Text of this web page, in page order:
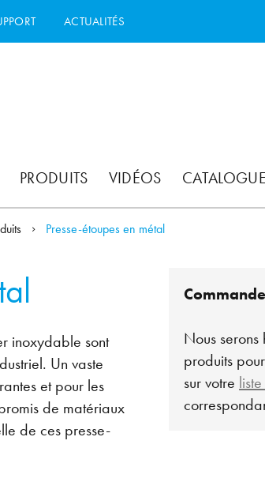
ACTUALITÉS
PRODUITS VIDÉOS
Presse-étoupes en métal
inoxydable sont
Un vaste
et pour les
de matériaux
de ces presse-
Nous
produits
sur votre